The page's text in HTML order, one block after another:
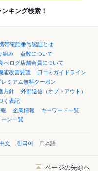
キング検索！
帯電話番号認証とは
組み
点数について
べログ店舗会員について
能改善要望
口コミガイドライン
ミアム無料クーポン
方針
外部送信（オプトアウト）
く表記
企業情報
キーワード一覧
ーン一覧
文 한국어 日本語
ページの先頭へ